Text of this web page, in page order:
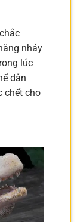
nhảy
lúc
dẫn
chết cho